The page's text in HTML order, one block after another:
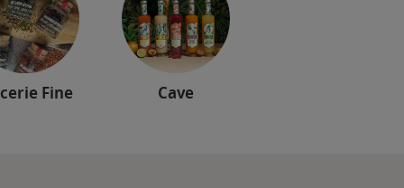
Fine Cave